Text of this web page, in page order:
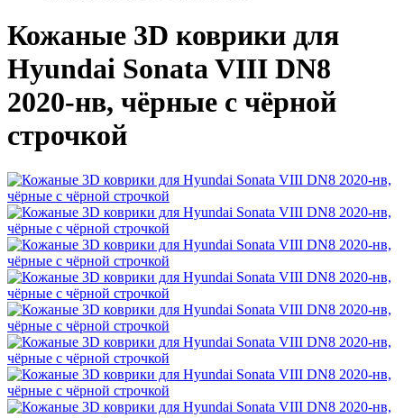
Кожаные 3D коврики для
Hyundai Sonata VIII DN8
2020-нв, чёрные с чёрной
строчкой